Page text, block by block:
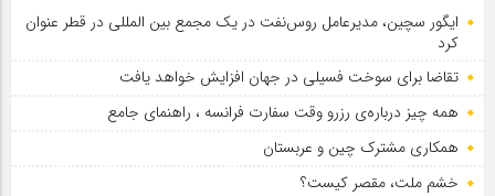
ایگور سچین، مدیرعامل روس‌نفت در یک مجمع بین المللی در قطر عنوان
کرد
تقاضا برای سوخت فسیلی در جهان افزایش خواهد یافت
همه چیز درباره‌ی رزرو وقت سفارت فرانسه ، راهنمای جامع
همکاری مشترک چین و عربستان
خشم ملت، مقصر کیست؟